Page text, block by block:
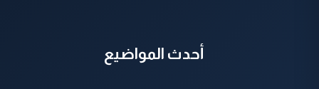
أحدث المواضيع